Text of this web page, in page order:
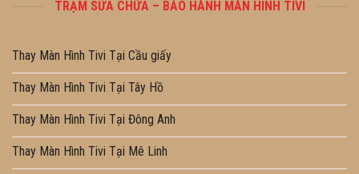
TRẠM SỬA CHỮA – BẢO HÀNH MÀN HÌNH TIVI
Thay Màn Hình Tivi Tại Cầu giấy
Thay Màn Hình Tivi Tại Tây Hồ
Thay Màn Hình Tivi Tại Đông Anh
Thay Màn Hình Tivi Tại Mê Linh